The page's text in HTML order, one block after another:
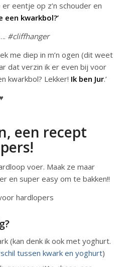
eentje op z’n schouder en
een kwarkbol?’
#cliffhanger
me diep in m’n ogen (dit weet
dat verzin ik er even bij voor
kwarkbol? Lekker! Ik ben Jur.’
een recept
voer. Maak ze maar
en super easy om te bakken!!
(kan denk ik ook met yoghurt.
tussen kwark en yoghurt)